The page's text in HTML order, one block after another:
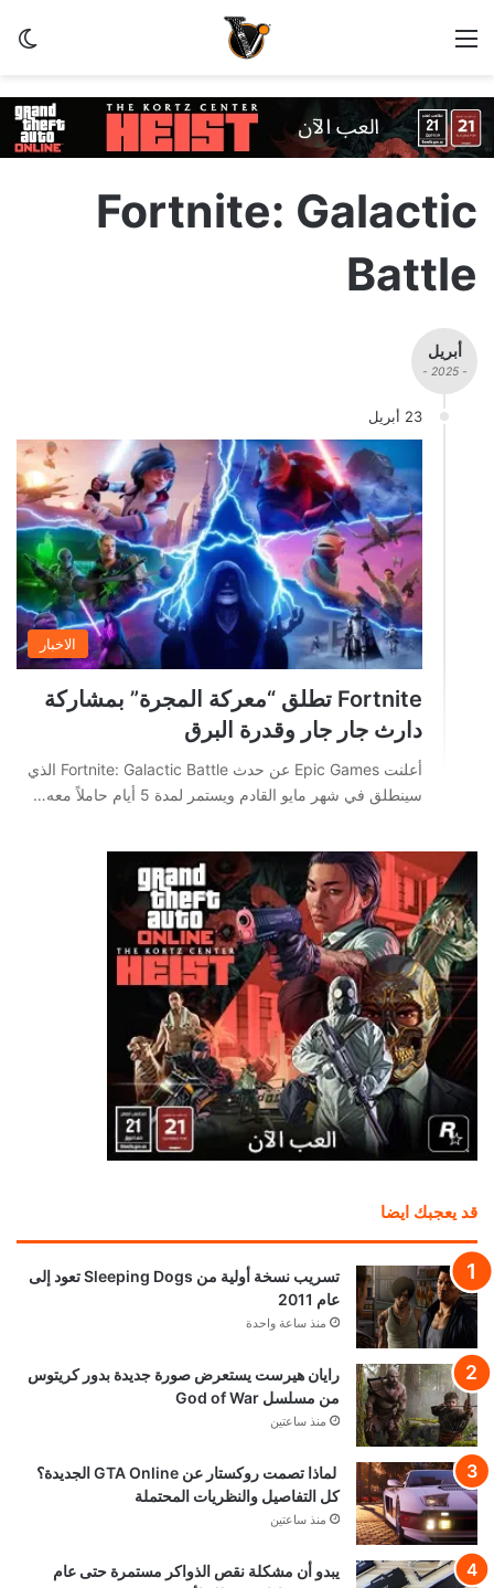
القائمة
Fortnite: Galactic
Battle
أبريل
- 2025 -
23 أبريل
الاخبار
Fortnite تطلق “معركة المجرة” بمشاركة
دارث جار جار وقدرة البرق
أعلنت Epic Games عن حدث Fortnite: Galactic Battle الذي
سينطلق في شهر مايو القادم ويستمر لمدة 5 أيام حاملاً معه…
قد يعجبك ايضا
تسريب نسخة أولية من Sleeping Dogs تعود إلى
عام 2011
منذ ساعة واحدة
رايان هيرست يستعرض صورة جديدة بدور كريتوس
من مسلسل God of War
منذ ساعتين
لماذا تصمت روكستار عن GTA Online الجديدة؟
كل التفاصيل والنظريات المحتملة
منذ ساعتين
يبدو أن مشكلة نقص الذواكر مستمرة حتى عام